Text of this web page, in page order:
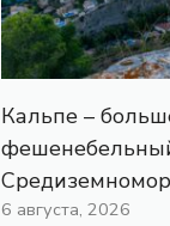
Кальпе –
6 августа, 2026